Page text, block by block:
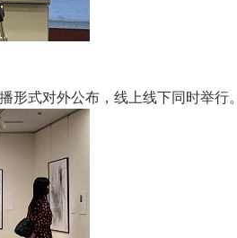
形式对外公布，线上线下同时举行。